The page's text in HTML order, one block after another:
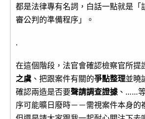
都是法律專有名詞，白話一點就是「
審公判的準備程序」。
.
在這個階段，法官會確認檢察官所提
之虞 、把跟案件有關的爭點整理並曉
確認兩造是否要聲請調查證據 、……
序可能曠日廢時－－需視案件本身的